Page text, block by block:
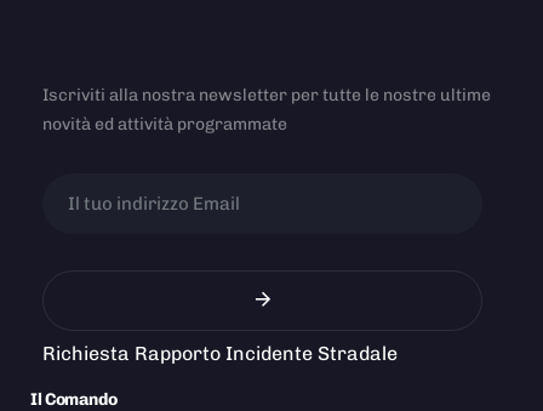
Iscriviti alla nostra newsletter per tutte le nostre ultime
novità ed attività programmate
Richiesta Rapporto Incidente Stradale
Il Comando